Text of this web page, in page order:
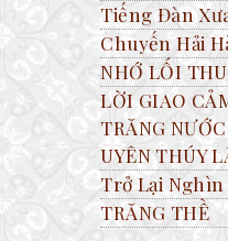
Tiếng Đàn
Chuyến Hải
NHỚ LỐI
LỜI GIAO
TRĂNG
UYÊN THÚY
Trở Lại Nghìn
TRĂNG THỀ